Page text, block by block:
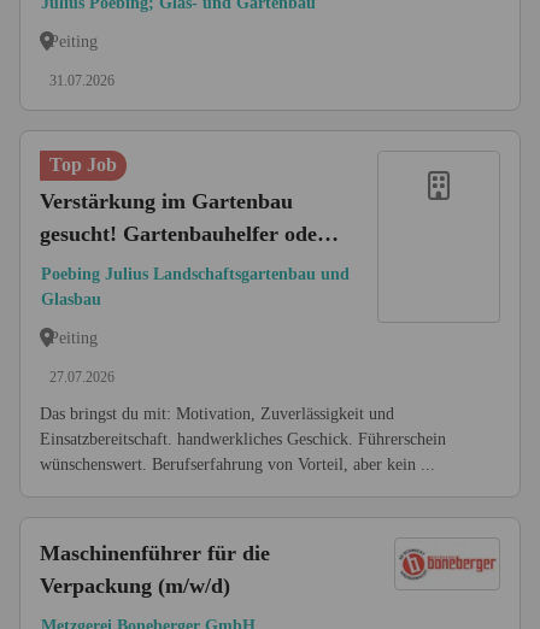
Peiting
31.07.2026
Top Job
Verstärkung im Gartenbau
gesucht! Gartenbauhelfer oder
Facharbeiter (m/w/d)
Poebing Julius Landschaftsgartenbau und
Glasbau
Peiting
27.07.2026
Das bringst du mit: Motivation, Zuverlässigkeit und
Einsatzbereitschaft. handwerkliches Geschick. Führerschein
wünschenswert. Berufserfahrung von Vorteil, aber kein ...
Maschinenführer für die
Verpackung (m/w/d)